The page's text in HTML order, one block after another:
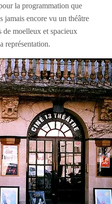
la programmation que
jamais encore vu un théâtre
de moelleux et spacieux
représentation.